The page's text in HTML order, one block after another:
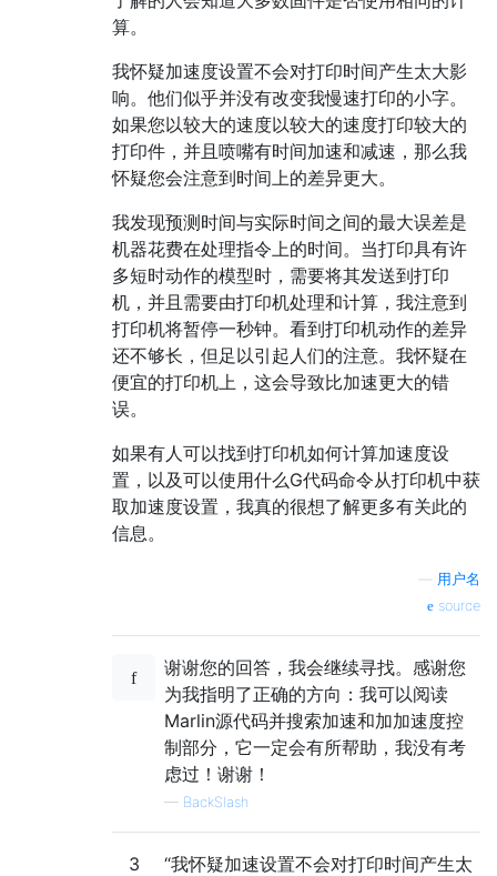
算。
我怀疑加速度设置不会对打印时间产生太大影
响。他们似乎并没有改变我慢速打印的小字。
如果您以较大的速度以较大的速度打印较大的
打印件，并且喷嘴有时间加速和减速，那么我
怀疑您会注意到时间上的差异更大。
我发现预测时间与实际时间之间的最大误差是
机器花费在处理指令上的时间。当打印具有许
多短时动作的模型时，需要将其发送到打印
机，并且需要由打印机处理和计算，我注意到
打印机将暂停一秒钟。看到打印机动作的差异
还不够长，但足以引起人们的注意。我怀疑在
便宜的打印机上，这会导致比加速更大的错
误。
如果有人可以找到打印机如何计算加速度设
置，以及可以使用什么G代码命令从打印机中获
取加速度设置，我真的很想了解更多有关此的
信息。
用户名
source
谢谢您的回答，我会继续寻找。感谢您
为我指明了正确的方向：我可以阅读
Marlin源代码并搜索加速和加加速度控
制部分，它一定会有所帮助，我没有考
虑过！谢谢！
— BackSlash
3
“我怀疑加速设置不会对打印时间产生太